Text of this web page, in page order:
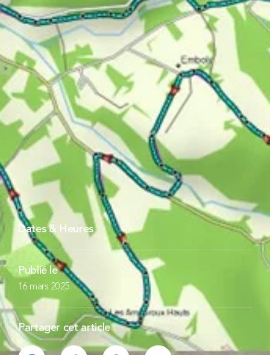
Dates & Heures
Publié le
16 mars 2025
Partager cet article